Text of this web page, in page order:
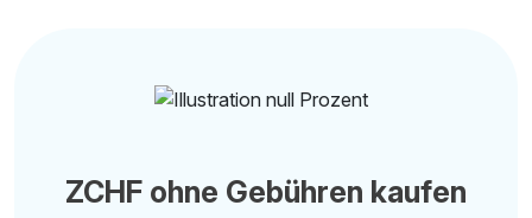
ZCHF ohne Gebühren kaufen